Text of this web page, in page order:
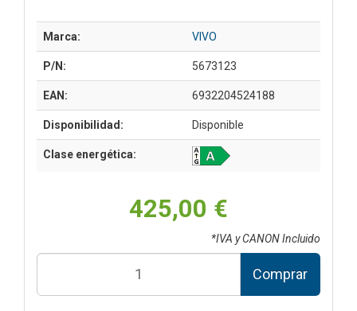
Marca: VIVO
P/N: 5673123
EAN: 6932204524188
Disponibilidad: Disponible
Clase energética:
425,00 €
*IVA y CANON Incluido
Comprar